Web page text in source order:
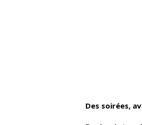
Des soirées,